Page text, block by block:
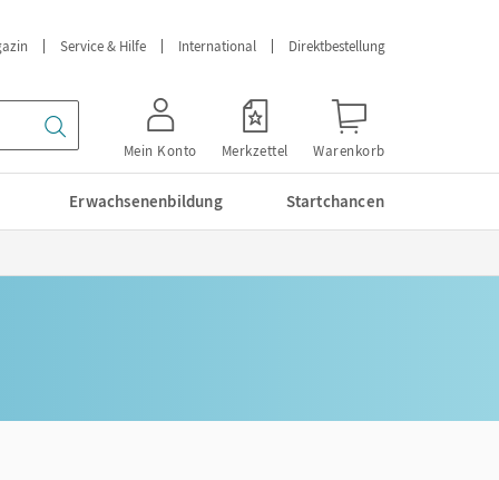
Service & Hilfe International Direktbestellung
Mein Konto Merkzettel Warenkorb
Erwachsenenbildung Startchancen